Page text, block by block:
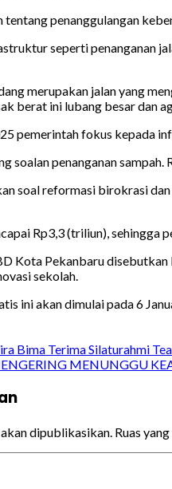
penanggulangan
seperti penanganan
merupakan jalan yang
berat ini lubang besar dan
pemerintah fokus kepada
soalan penanganan
soal reformasi birokrasi
Rp3,3 (triliun), sehingga
Kota Pekanbaru
sekolah.
ini akan dimulai pada 6
Bima Terima Silaturahmi
MENUNGGU
dipublikasikan. Ruas